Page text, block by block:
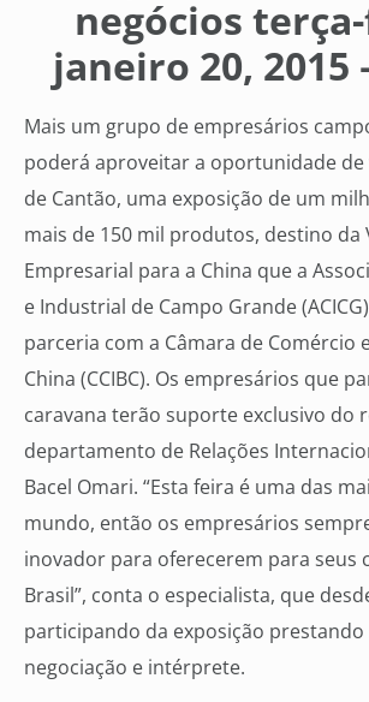
negócios
janeiro 20, 2015
Mais um grupo de empresários
poderá aproveitar a oportunidade de
de Cantão, uma exposição de um
mais de 150 mil produtos, destino da
Empresarial para a China que a
e Industrial de Campo Grande
parceria com a Câmara de Comércio
China (CCIBC). Os empresários que
caravana terão suporte exclusivo do
departamento de Relações
Bacel Omari. “Esta feira é uma das
mundo, então os empresários
inovador para oferecerem para seus
Brasil”, conta o especialista, que
participando da exposição prestando
negociação e intérprete.